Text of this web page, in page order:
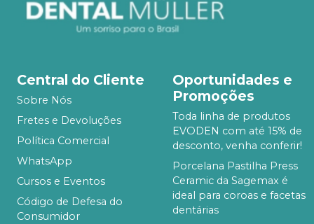
Central do Cliente
Sobre Nós
Fretes e Devoluções
Política Comercial
WhatsApp
Cursos e Eventos
Código de Defesa do
Consumidor
Oportunidades e
Promoções
Toda linha de produtos
EVODEN com até 15% de
desconto, venha conferir!
Porcelana Pastilha Press
Ceramic da Sagemax é
ideal para coroas e facetas
dentárias